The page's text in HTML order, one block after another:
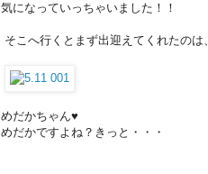
気になっていっちゃいました！！
そこへ行くとまず出迎えてくれたのは、
めだかちゃん♥
めだかですよね？きっと・・・